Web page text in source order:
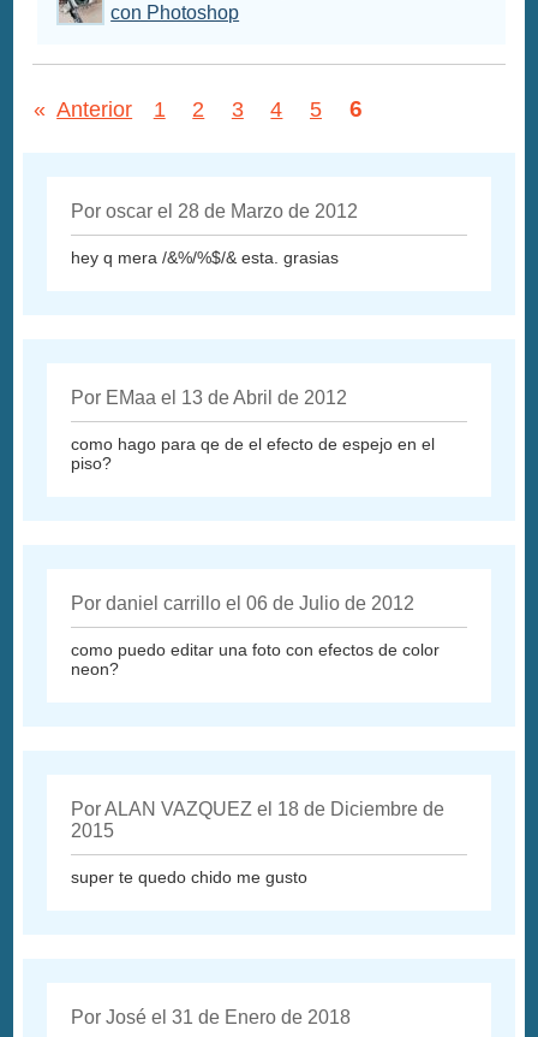
con Photoshop
« Anterior 1 2 3 4 5 6
Por oscar el 28 de Marzo de 2012
hey q mera /&%/%$/& esta. grasias
Por EMaa el 13 de Abril de 2012
como hago para qe de el efecto de espejo en el
piso?
Por daniel carrillo el 06 de Julio de 2012
como puedo editar una foto con efectos de color
neon?
Por ALAN VAZQUEZ el 18 de Diciembre de
2015
super te quedo chido me gusto
Por José el 31 de Enero de 2018